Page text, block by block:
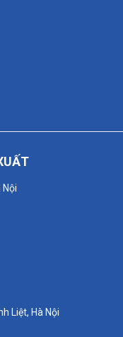
Nội
Liệt, Hà Nội